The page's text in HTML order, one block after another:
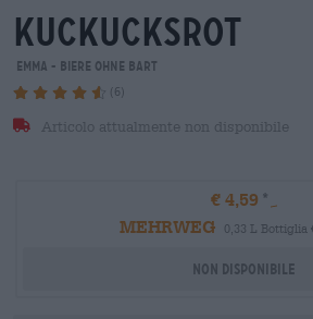
kuckucksrot
Emma - Biere ohne Bart
(6)
Articolo attualmente non disponibile
€ 4,59
MEHRWEG
0,33 L Bottiglia
Non disponibile